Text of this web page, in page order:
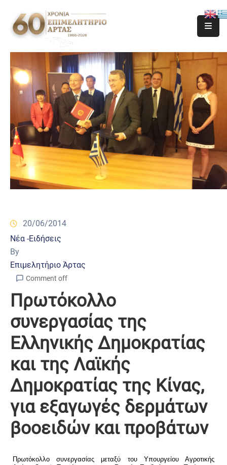
20/06/2014
Νέα -Ειδήσεις
By
Επιμελητήριο Άρτας
Comment off
Πρωτόκολλο
συνεργασίας της
Ελληνικής Δημοκρατίας
και της Λαϊκής
Δημοκρατίας της Κίνας,
για εξαγωγές δερμάτων
βοοειδών και προβάτων
Πρωτόκολλο συνεργασίας μεταξύ του Υπουργείου Αγροτικής